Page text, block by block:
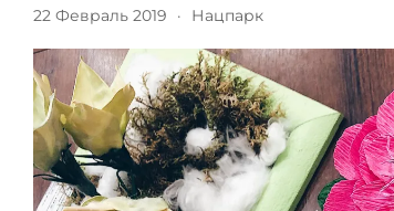
22 Февраль 2019 · Нацпарк